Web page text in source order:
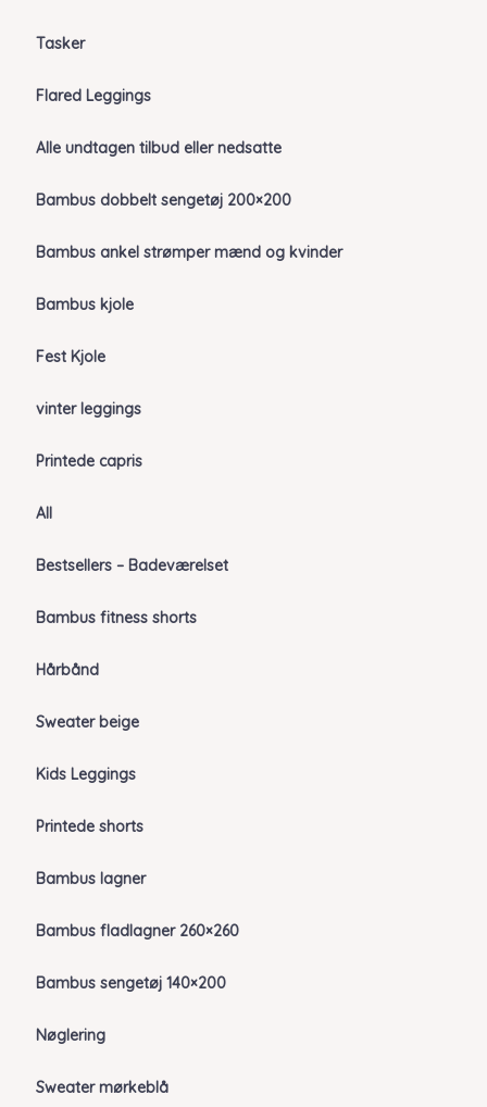
Tasker
Flared Leggings
Alle undtagen tilbud eller nedsatte
Bambus dobbelt sengetøj 200×200
Bambus ankel strømper mænd og kvinder
Bambus kjole
Fest Kjole
vinter leggings
Printede capris
All
Bestsellers – Badeværelset
Bambus fitness shorts
Hårbånd
Sweater beige
Kids Leggings
Printede shorts
Bambus lagner
Bambus fladlagner 260×260
Bambus sengetøj 140×200
Nøglering
Sweater mørkeblå